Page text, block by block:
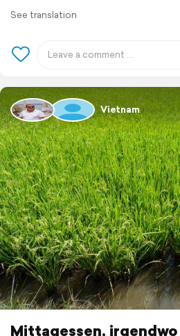
See translation
Vietnam
Mittagessen,